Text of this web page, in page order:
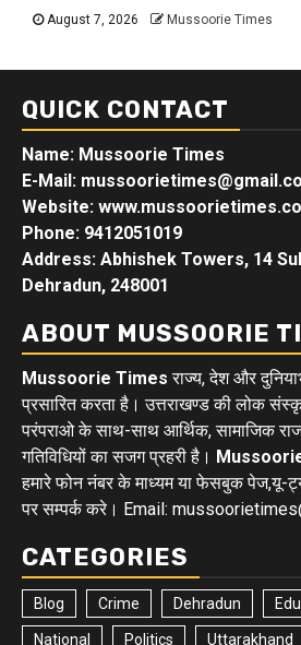
August 7, 2026 Mussoorie Times
QUICK CONTACT
Name: Mussoorie Times
E-Mail:
Website:
Phone: 9412051019
Address: Abhishek Towers, 14
Dehradun, 248001
ABOUT MUSSOORIE
Mussoorie Times राज्य, देश और
प्रसारित करता है। उत्तराखण्ड की लोक
परंपराओ के साथ-साथ आर्थिक, सामाजिक
गतिविधियों का सजग प्रहरी है।
हमारे फोन नंबर के माध्यम या फेसबुक पेज,यू-
पर सम्पर्क करे। Email:
CATEGORIES
Blog Crime Dehradun
National Politics Uttarakhand